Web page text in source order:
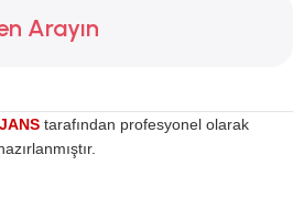
Arayın
tarafından profesyonel olarak